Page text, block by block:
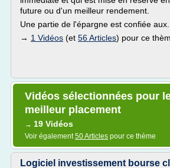
future ou d'un meilleur rendement.
Une partie de l'épargne est confiée aux...
→ 1 Vidéos (et 56 Articles) pour ce
Vidéos sélectionnées pour
meilleur placement
→ 19 Vidéos
Voir également50 Articles pour ce thème
Logiciel investissement bourse